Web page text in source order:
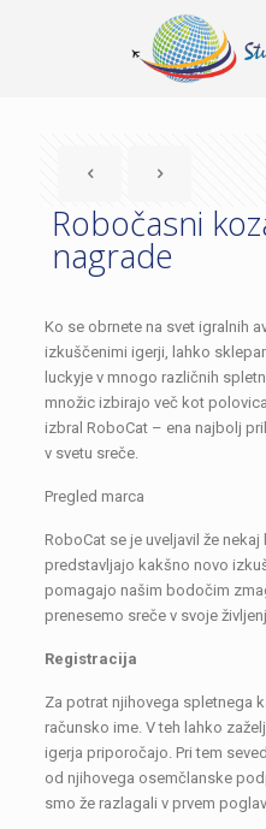
Robočasni
nagrade
Ko se obrnete na svet igralnih
izkuščenimi igerji, lahko
luckyje v mnogo različnih
množic izbirajo več kot
izbral RoboCat – ena najbolj
v svetu sreče.
Pregled marca
RoboCat se je uveljavil že
predstavljajo kakšno novo
pomagajo našim bodočim
prenesemo sreče v svoje
Registracija
Za potrat njihovega spletnega
računsko ime. V teh lahko
igerja priporočajo. Pri tem
od njihovega osemčlanske
smo že razlagali v prvem